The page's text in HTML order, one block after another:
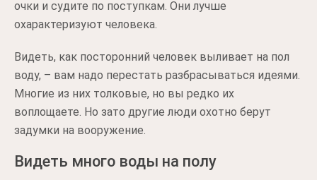
очки и судите по поступкам. Они лучше
охарактеризуют человека.
Видеть, как посторонний человек выливает на пол
воду, – вам надо перестать разбрасываться идеями.
Многие из них толковые, но вы редко их
воплощаете. Но зато другие люди охотно берут
задумки на вооружение.
Видеть много воды на полу